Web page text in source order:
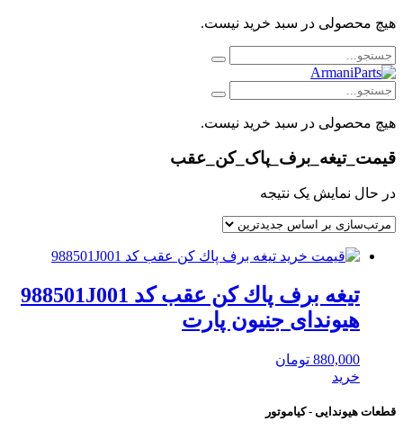
هیچ محصولی در سبد خرید نیست.
هیچ محصولی در سبد خرید نیست.
قیمت_تیغه_برف_پاک_کن_عقب
در حال نمایش یک نتیجه
تیغه برف پاك كن عقب کد 988501J001
هیوندای جنیون پارت
880,000 تومان
خرید
قطعات هیوندایی - کیاموتور